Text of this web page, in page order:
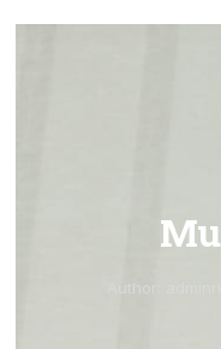
Author: